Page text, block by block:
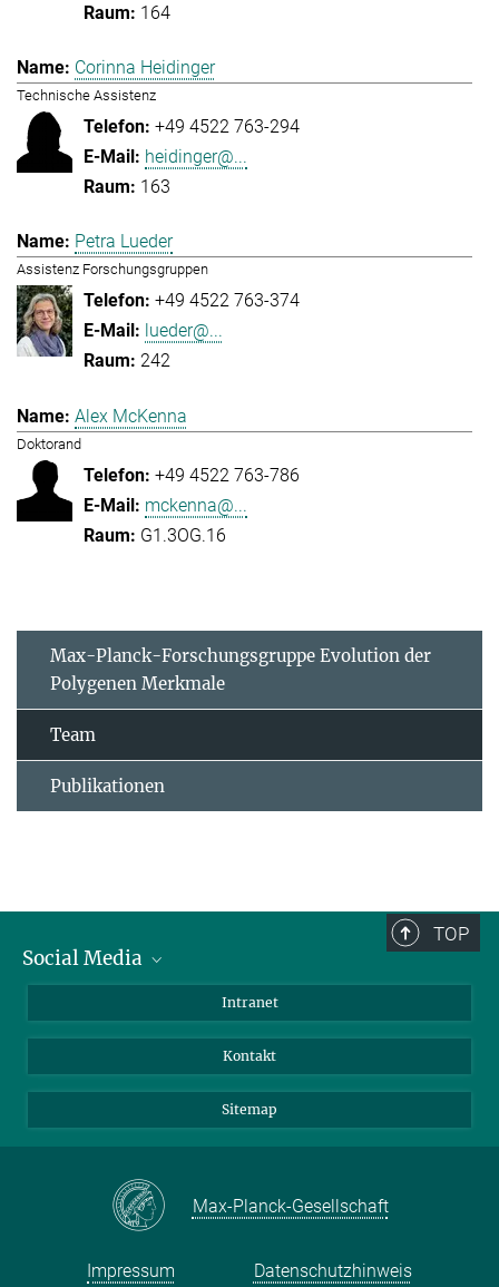
164
Corinna Heidinger
Technische Assistenz
+49 4522 763-294
heidinger@...
163
Petra Lueder
Assistenz Forschungsgruppen
+49 4522 763-374
lueder@...
242
Alex McKenna
Doktorand
+49 4522 763-786
mckenna@...
G1.3OG.16
Max-Planck-Forschungsgruppe Evolution der
Polygenen Merkmale
Team
Publikationen
TOP
Social Media
Intranet
Kontakt
Sitemap
Max-Planck-Gesellschaft
Impressum Datenschutzhinweis